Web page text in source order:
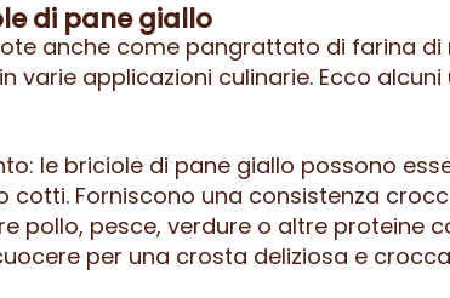
di pane giallo
anche come pangrattato di farina di
varie applicazioni culinarie. Ecco
le briciole di pane giallo possono
cotti. Forniscono una consistenza
pollo, pesce, verdure o altre proteine
per una crosta deliziosa e